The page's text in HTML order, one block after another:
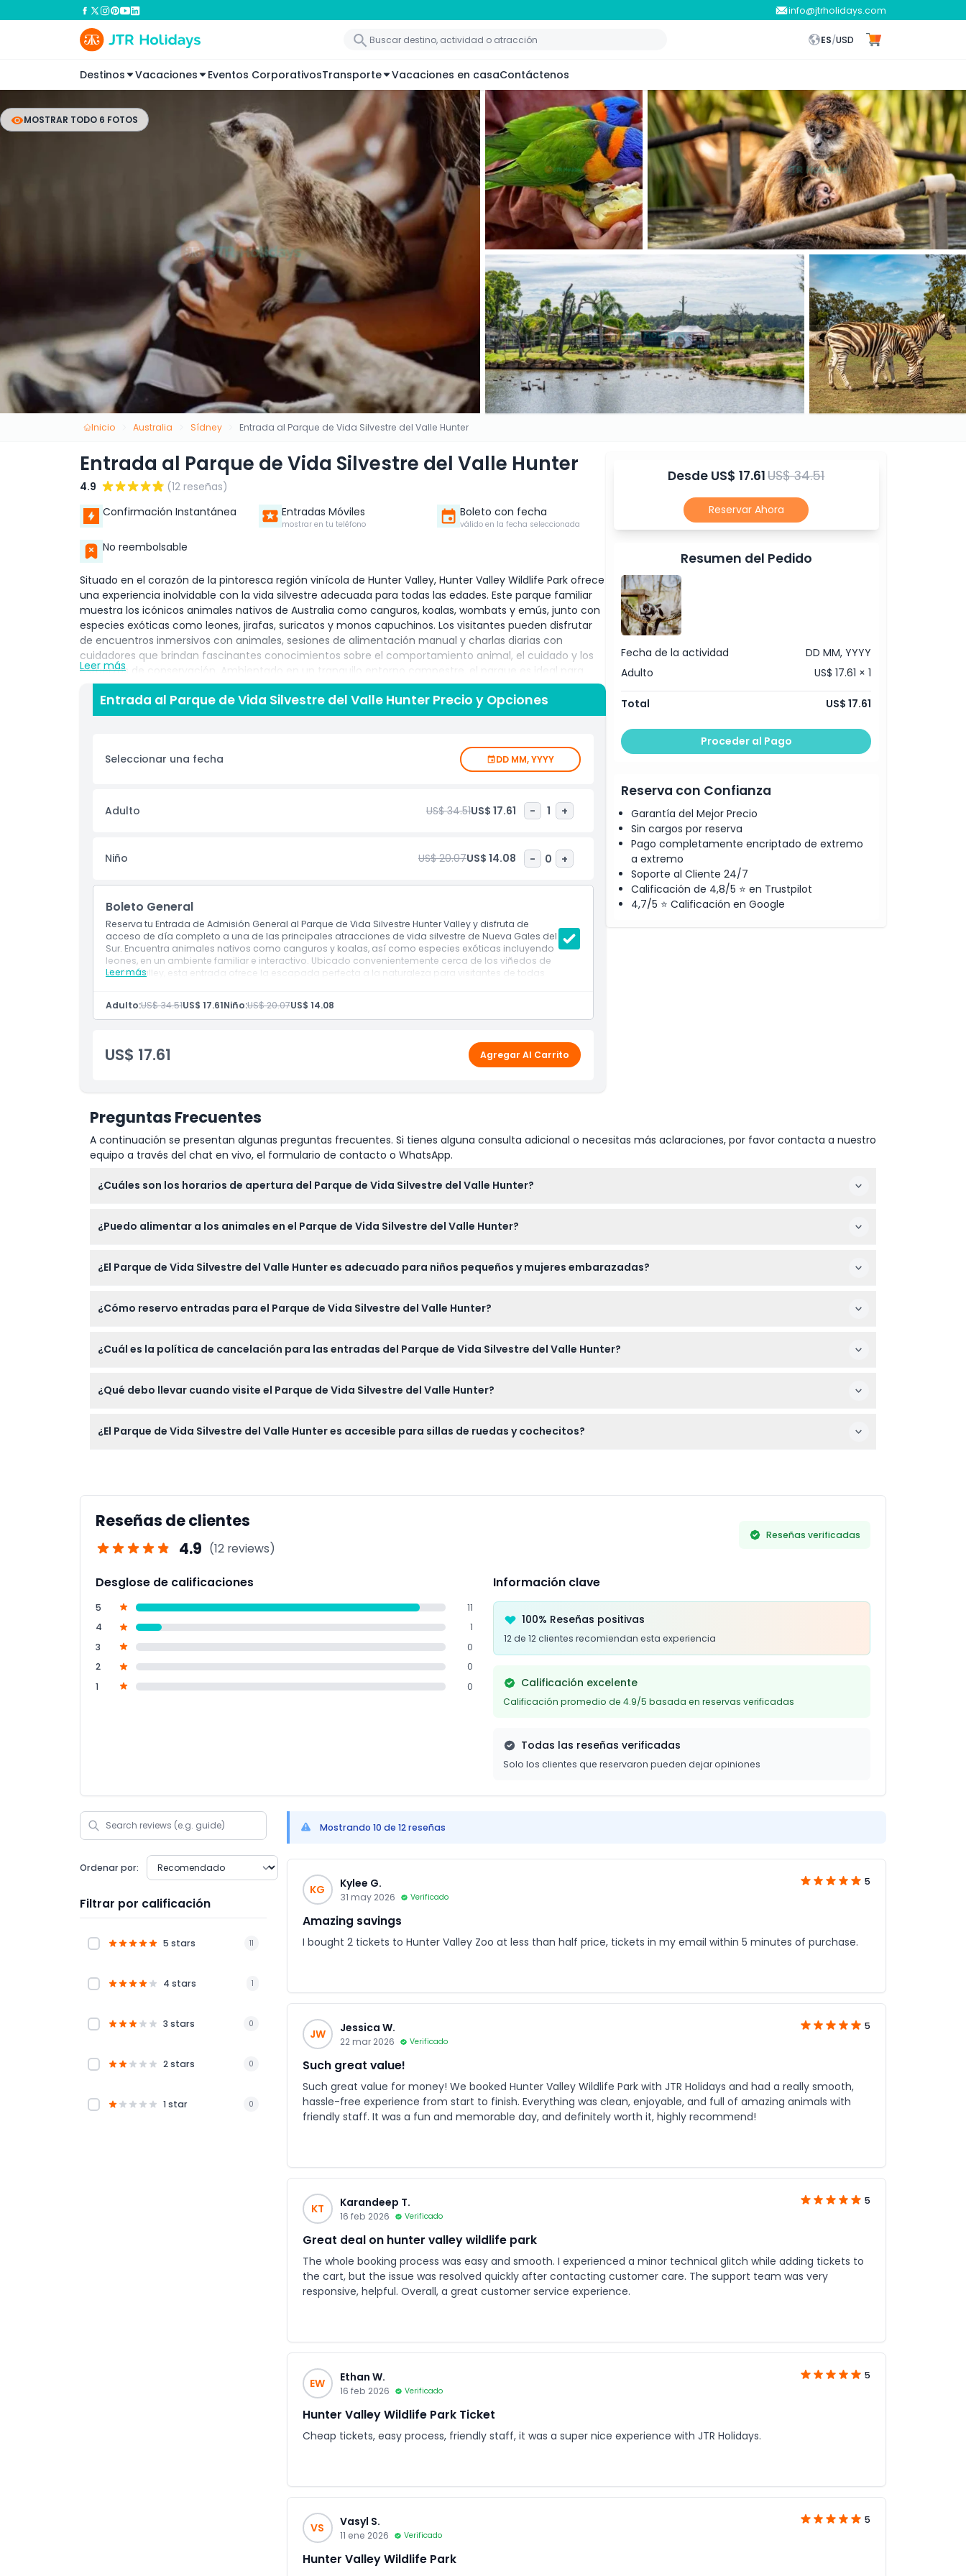
info@jtrholidays.com
ES/USD
Destinos Vacaciones Eventos CorporativosTransporte Vacaciones en casaContáctenos
MOSTRAR TODO 6 FOTOS
Inicio Australia Sídney Entrada al Parque de Vida Silvestre del Valle Hunter
Entrada al Parque de Vida Silvestre del Valle Hunter
4.9
(12 reseñas)
Confirmación Instantánea
Entradas Móviles
mostrar en tu teléfono
Boleto con fecha
válido en la fecha seleccionada
No reembolsable
Situado en el corazón de la pintoresca región vinícola de Hunter Valley, Hunter Valley Wildlife Park ofrece
una experiencia inolvidable con la vida silvestre adecuada para todas las edades. Este parque familiar
muestra los icónicos animales nativos de Australia como canguros, koalas, wombats y emús, junto con
especies exóticas como leones, jirafas, suricatos y monos capuchinos. Los visitantes pueden disfrutar
de encuentros inmersivos con animales, sesiones de alimentación manual y charlas diarias con
cuidadores que brindan fascinantes conocimientos sobre el comportamiento animal, el cuidado y los
esfuerzos de conservación. Ambientado en un tranquilo entorno campestre, el parque es ideal para
familias, parejas y viajeros que buscan una aventura memorable con la vida silvestre alejada del bullicio
de la ciudad. Los senderos sombreados, áreas de picnic y caminos accesibles hacen que la exploración
sea cómoda y agradable para todos. Su proximidad a los renombrados viñedos de Hunter Valley
el descubrimiento de la vida silvestre con la belleza de una de las principales regiones vinícolas de
Australia. Hunter Valley Wildlife Park se enfoca en la educación y la conservación, ofreciendo a los
visitantes la oportunidad de conectarse con la naturaleza y apoyar iniciativas de protección de la vida
completamente en las maravillas del reino animal. Ya vengas desde Sídney, Newcastle o te hospedes
localmente, este parque de vida silvestre destacado en Nueva Gales del Sur promete una combinación
Aspectos Destacados
Inclusiones
Política para Niños y Adultos
Exclusiones
No Adecuado Para
Cosas a Saber
Leer más
Entrada al Parque de Vida Silvestre del Valle Hunter Precio y Opciones
Seleccionar una fecha DD MM, YYYY
Adulto US$ 34.51US$ 17.61 - 1 +
Niño US$ 20.07US$ 14.08 - 0 +
Boleto General
Reserva tu Entrada de Admisión General al Parque de Vida Silvestre Hunter Valley y disfruta de
acceso de día completo a una de las principales atracciones de vida silvestre de Nueva Gales del
Sur. Encuentra animales nativos como canguros y koalas, así como especies exóticas incluyendo
leones, en un ambiente familiar e interactivo. Ubicado convenientemente cerca de los viñedos de
Hunter Valley, esta entrada ofrece la escapada perfecta a la naturaleza para visitantes de todas
Leer más
Admisión general de día completo al Parque de Vida Silvestre Hunter Valley
Adulto:US$ 34.51US$ 17.61Niño:US$ 20.07US$ 14.08
US$ 17.61 Agregar Al Carrito
Desde US$ 17.61US$ 34.51
Reservar Ahora
Resumen del Pedido
Fecha de la actividad
DD MM, YYYY
Adulto
US$ 17.61 × 1
Total US$ 17.61
Proceder al Pago
Reserva con Confianza
Garantía del Mejor Precio
Sin cargos por reserva
Pago completamente encriptado de extremo
a extremo
Soporte al Cliente 24/7
Calificación de 4,8/5 ⭐ en Trustpilot
4,7/5 ⭐ Calificación en Google
Preguntas Frecuentes
A continuación se presentan algunas preguntas frecuentes. Si tienes alguna consulta adicional o necesitas más aclaraciones, por favor contacta a nuestro
equipo a través del chat en vivo, el formulario de contacto o WhatsApp.
¿Cuáles son los horarios de apertura del Parque de Vida Silvestre del Valle Hunter?
favor confirme al momento de la reserva).
¿Puedo alimentar a los animales en el Parque de Vida Silvestre del Valle Hunter?
¿El Parque de Vida Silvestre del Valle Hunter es adecuado para niños pequeños y mujeres embarazadas?
¿Cómo reservo entradas para el Parque de Vida Silvestre del Valle Hunter?
disponibilidad y completar tu reserva.
¿Cuál es la política de cancelación para las entradas del Parque de Vida Silvestre del Valle Hunter?
¿Qué debo llevar cuando visite el Parque de Vida Silvestre del Valle Hunter?
experiencia al aire libre con la vida silvestre.
¿El Parque de Vida Silvestre del Valle Hunter es accesible para sillas de ruedas y cochecitos?
Reseñas de clientes
4.9 (12 reviews)
Reseñas verificadas
Desglose de calificaciones
5
11
4
1
3
0
2
0
1
0
Información clave
100% Reseñas positivas
12 de 12 clientes recomiendan esta experiencia
Calificación excelente
Calificación promedio de 4.9/5 basada en reservas verificadas
Todas las reseñas verificadas
Solo los clientes que reservaron pueden dejar opiniones
Ordenar por:
Filtrar por calificación
5 stars 11
4 stars 1
3 stars 0
2 stars 0
1 star 0
Mostrando 10 de 12 reseñas
KG Kylee G.
31 may 2026 Verificado
5
Amazing savings
I bought 2 tickets to Hunter Valley Zoo at less than half price, tickets in my email within 5 minutes of purchase.
JW Jessica W.
22 mar 2026 Verificado
5
Such great value!
Such great value for money! We booked Hunter Valley Wildlife Park with JTR Holidays and had a really smooth,
hassle-free experience from start to finish. Everything was clean, enjoyable, and full of amazing animals with
friendly staff. It was a fun and memorable day, and definitely worth it, highly recommend!
KT Karandeep T.
16 feb 2026 Verificado
5
Great deal on hunter valley wildlife park
The whole booking process was easy and smooth. I experienced a minor technical glitch while adding tickets to
the cart, but the issue was resolved quickly after contacting customer care. The support team was very
responsive, helpful. Overall, a great customer service experience.
EW Ethan W.
16 feb 2026 Verificado
5
Hunter Valley Wildlife Park Ticket
Cheap tickets, easy process, friendly staff, it was a super nice experience with JTR Holidays.
VS Vasyl S.
11 ene 2026 Verificado
5
Hunter Valley Wildlife Park